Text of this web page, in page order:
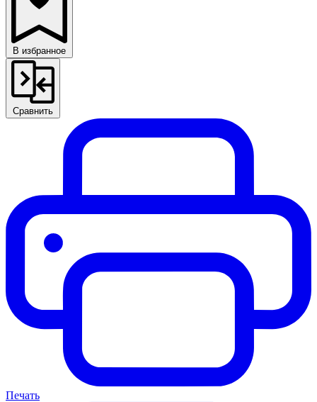
В избранное
Сравнить
Печать